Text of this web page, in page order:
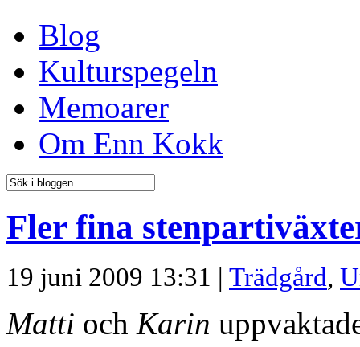
Blog
Kulturspegeln
Memoarer
Om Enn Kokk
Fler fina
19 juni 2009 13:31 | Trädgård,
Matti och Karin